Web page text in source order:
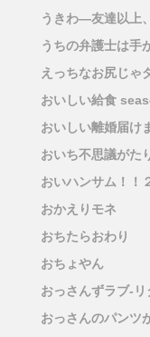
うきわ―友達以上
うちの弁護士は手
えっちなお尻じゃ
おいしい給食
おいしい離婚届け
おいち不思議がた
おいハンサム！！
おかえりモネ
おちたらおわり
おちょやん
おっさんずラブ-リ
おっさんのパンツ